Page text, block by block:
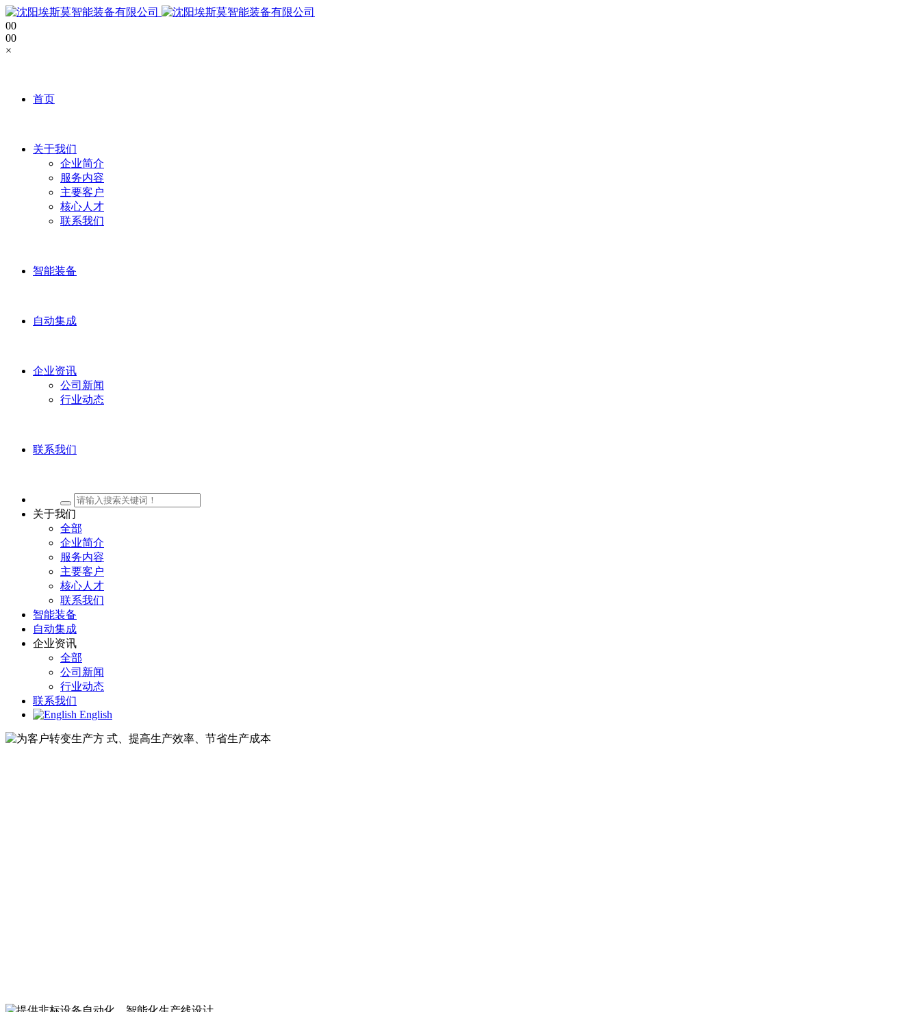
00
00
×
首页
关于我们
企业简介
服务内容
主要客户
核心人才
联系我们
智能装备
自动集成
企业资讯
公司新闻
行业动态
联系我们
关于我们
全部
企业简介
服务内容
主要客户
核心人才
联系我们
智能装备
自动集成
企业资讯
全部
公司新闻
行业动态
联系我们
English